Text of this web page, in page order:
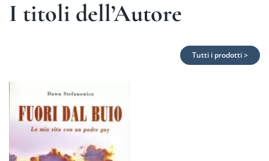
I titoli dell’Autore
Tutti i prodotti >